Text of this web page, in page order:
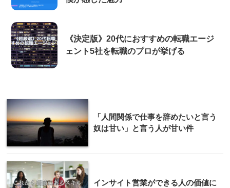
《決定版》20代におすすめの転職エージ
ェント5社を転職のプロが挙げる
「人間関係で仕事を辞めたいと言う
奴は甘い」と言う人が甘い件
インサイト営業ができる人の価値に